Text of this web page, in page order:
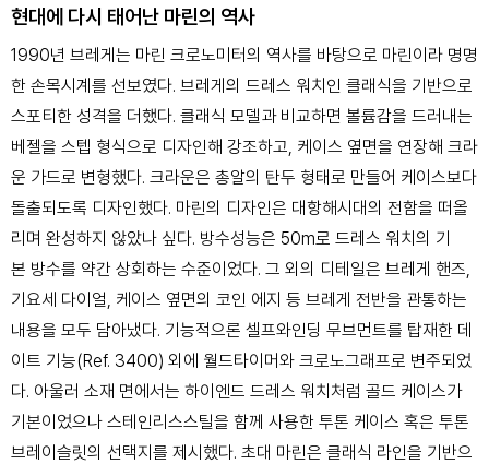
현대에 다시 태어난 마린의 역사
1990년 브레게는 마린 크로노미터의 역사를 바탕으로 마린이라 명명
한 손목시계를 선보였다. 브레게의 드레스 워치인 클래식을 기반으로
스포티한 성격을 더했다. 클래식 모델과 비교하면 볼륨감을 드러내는
베젤을 스텝 형식으로 디자인해 강조하고, 케이스 옆면을 연장해 크라
운 가드로 변형했다. 크라운은 총알의 탄두 형태로 만들어 케이스보다
돌출되도록 디자인했다. 마린의 디자인은 대항해시대의 전함을 떠올
리며 완성하지 않았나 싶다. 방수성능은 50m로 드레스 워치의 기
본 방수를 약간 상회하는 수준이었다. 그 외의 디테일은 브레게 핸즈,
기요세 다이얼, 케이스 옆면의 코인 에지 등 브레게 전반을 관통하는
내용을 모두 담아냈다. 기능적으론 셀프와인딩 무브먼트를 탑재한 데
이트 기능(Ref. 3400) 외에 월드타이머와 크로노그래프로 변주되었
다. 아울러 소재 면에서는 하이엔드 드레스 워치처럼 골드 케이스가
기본이었으나 스테인리스스틸을 함께 사용한 투톤 케이스 혹은 투톤
브레이슬릿의 선택지를 제시했다. 초대 마린은 클래식 라인을 기반으